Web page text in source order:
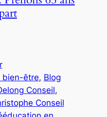
bien-être, Blog
Conseil
Conseil